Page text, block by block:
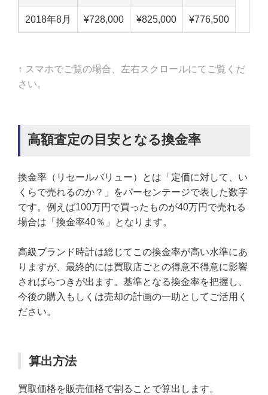
2018年8月 ¥728,000 ¥825,000 ¥776,500
↑ スマホでご覧の場合、左右スクロールにてご覧くだ
さい。
高額査定の目安となる換金率
換金率（リセールバリュー）とは「定価に対して、い
くらで売れるのか？」をパーセンテージで表した数字
です。例えば100万円で買ったものが40万円で売れる
場合は「換金率40％」となります。
高級ブランド時計は総じてこの換金率が高い水準にあ
りますが、最終的には買取店ごとの得意不得意に影響
さればらつきが出ます。基準となる換金率を把握し、
今後の購入もしくは売却の計画の一助としてご活用く
ださい。
算出方法
買取価格を販売価格で割ることで算出します。